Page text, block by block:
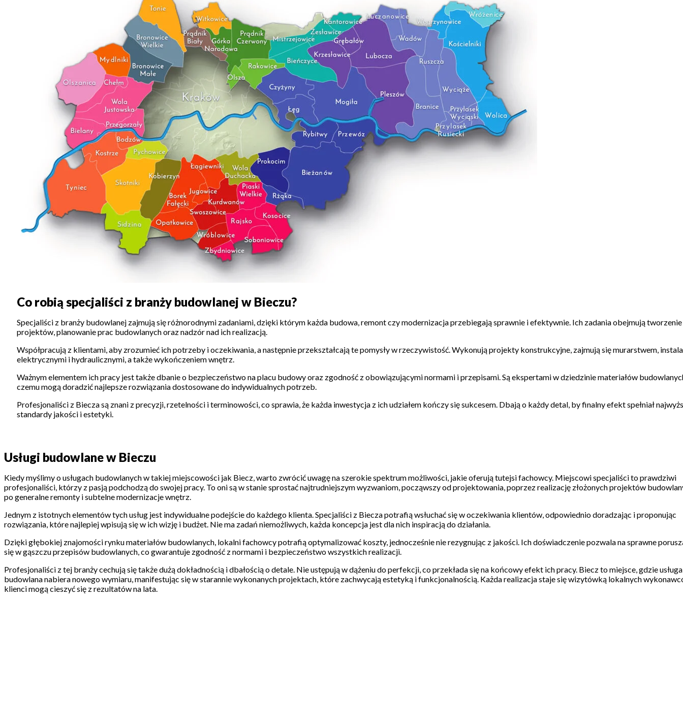
Co robią specjaliści z branży budowlanej w Bieczu?
Specjaliści z branży budowlanej zajmują się różnorodnymi zadaniami, dzięki którym każda budowa, remont czy modernizacja przebiegają sprawnie i efektywnie. Ich zadania obejmują tworzenie
projektów, planowanie prac budowlanych oraz nadzór nad ich realizacją.
Współpracują z klientami, aby zrozumieć ich potrzeby i oczekiwania, a następnie przekształcają te pomysły w rzeczywistość. Wykonują projekty konstrukcyjne, zajmują się murarstwem,
elektrycznymi i hydraulicznymi, a także wykończeniem wnętrz.
Ważnym elementem ich pracy jest także dbanie o bezpieczeństwo na placu budowy oraz zgodność z obowiązującymi normami i przepisami. Są ekspertami w dziedzinie materiałów
czemu mogą doradzić najlepsze rozwiązania dostosowane do indywidualnych potrzeb.
Profesjonaliści z Biecza są znani z precyzji, rzetelności i terminowości, co sprawia, że każda inwestycja z ich udziałem kończy się sukcesem. Dbają o każdy detal, by finalny efekt spełniał
standardy jakości i estetyki.
Usługi budowlane w Bieczu
Kiedy myślimy o usługach budowlanych w takiej miejscowości jak Biecz, warto zwrócić uwagę na szerokie spektrum możliwości, jakie oferują tutejsi fachowcy. Miejscowi specjaliści to prawdziwi
profesjonaliści, którzy z pasją podchodzą do swojej pracy. To oni są w stanie sprostać najtrudniejszym wyzwaniom, począwszy od projektowania, poprzez realizację złożonych projektów
po generalne remonty i subtelne modernizacje wnętrz.
Jednym z istotnych elementów tych usług jest indywidualne podejście do każdego klienta. Specjaliści z Biecza potrafią wsłuchać się w oczekiwania klientów, odpowiednio doradzając i proponując
rozwiązania, które najlepiej wpisują się w ich wizję i budżet. Nie ma zadań niemożliwych, każda koncepcja jest dla nich inspiracją do działania.
Dzięki głębokiej znajomości rynku materiałów budowlanych, lokalni fachowcy potrafią optymalizować koszty, jednocześnie nie rezygnując z jakości. Ich doświadczenie pozwala na sprawne
się w gąszczu przepisów budowlanych, co gwarantuje zgodność z normami i bezpieczeństwo wszystkich realizacji.
Profesjonaliści z tej branży cechują się także dużą dokładnością i dbałością o detale. Nie ustępują w dążeniu do perfekcji, co przekłada się na końcowy efekt ich pracy. Biecz to miejsce, gdzie usługa
budowlana nabiera nowego wymiaru, manifestując się w starannie wykonanych projektach, które zachwycają estetyką i funkcjonalnością. Każda realizacja staje się wizytówką lokalnych
klienci mogą cieszyć się z rezultatów na lata.